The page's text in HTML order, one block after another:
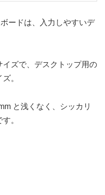
ードは、入力しやすいデ
ズで、デスクトップ用の
。
と浅くなく、シッカリ
。